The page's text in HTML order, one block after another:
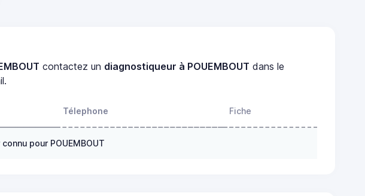
contactez un diagnostiqueur à POUEMBOUT dans le
Télephone Fiche
pour POUEMBOUT